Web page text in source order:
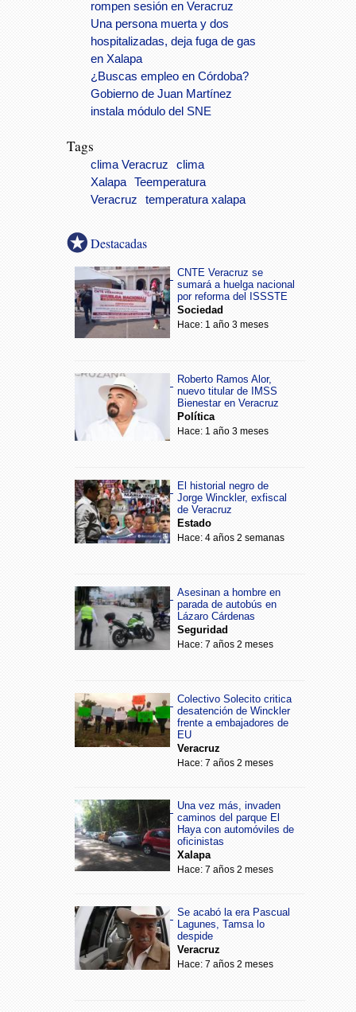
rompen sesión en Veracruz
Una persona muerta y dos
hospitalizadas, deja fuga de gas
en Xalapa
¿Buscas empleo en Córdoba?
Gobierno de Juan Martínez
instala módulo del SNE
Tags
clima Veracruz
clima
Xalapa
Teemperatura
Veracruz
temperatura xalapa
Destacadas
CNTE Veracruz se
sumará a huelga nacional
por reforma del ISSSTE
Sociedad
Hace: 1 año 3 meses
Roberto Ramos Alor,
nuevo titular de IMSS
Bienestar en Veracruz
Política
Hace: 1 año 3 meses
El historial negro de
Jorge Winckler, exfiscal
de Veracruz
Estado
Hace: 4 años 2 semanas
Asesinan a hombre en
parada de autobús en
Lázaro Cárdenas
Seguridad
Hace: 7 años 2 meses
Colectivo Solecito critica
desatención de Winckler
frente a embajadores de
EU
Veracruz
Hace: 7 años 2 meses
Una vez más, invaden
caminos del parque El
Haya con automóviles de
oficinistas
Xalapa
Hace: 7 años 2 meses
Se acabó la era Pascual
Lagunes, Tamsa lo
despide
Veracruz
Hace: 7 años 2 meses